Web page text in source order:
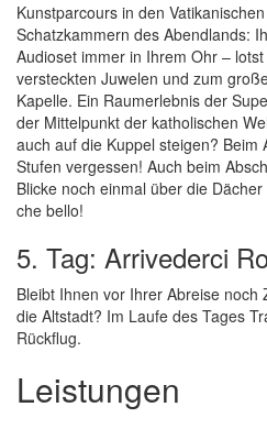
Kunstparcours in den
Schatzkammern des Abendlands:
Audioset immer in Ihrem Ohr –
versteckten Juwelen und zum
Kapelle. Ein Raumerlebnis der
der Mittelpunkt der katholischen
auch auf die Kuppel steigen? Beim
Stufen vergessen! Auch beim
Blicke noch einmal über die
che bello!
5. Tag: Arrivederci
Bleibt Ihnen vor Ihrer Abreise noch
die Altstadt? Im Laufe des Tages
Rückflug.
Leistungen